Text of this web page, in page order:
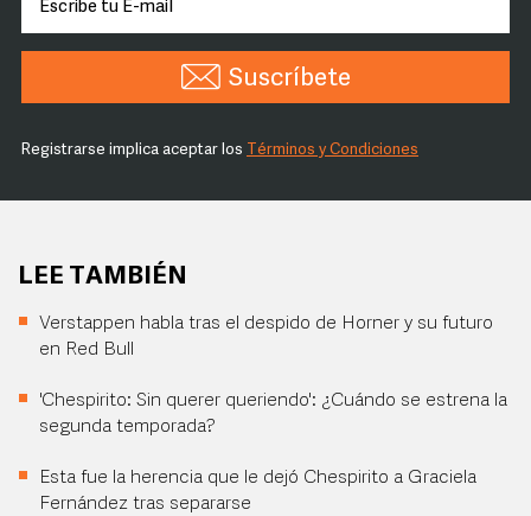
Suscríbete
Registrarse implica aceptar los Términos y Condiciones
LEE TAMBIÉN
Verstappen habla tras el despido de Horner y su futuro
en Red Bull
'Chespirito: Sin querer queriendo': ¿Cuándo se estrena la
segunda temporada?
Esta fue la herencia que le dejó Chespirito a Graciela
Fernández tras separarse